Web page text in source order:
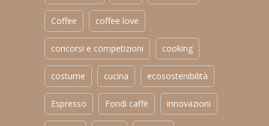
Coffee coffee love
concorsi e competizioni cooking
costume cucina ecosostenibilità
Espresso Fondi caffè innovazioni